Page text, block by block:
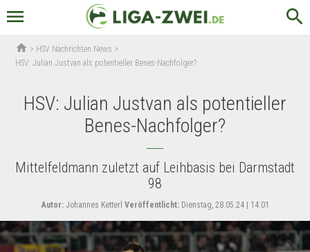
menu search
home > HSV Nachrichten News >
HSV: Julian Justvan als potentieller Benes-Nachfolger?
HSV: Julian Justvan als potentieller
Benes-Nachfolger?
Mittelfeldmann zuletzt auf Leihbasis bei Darmstadt
98
Autor:Johannes Ketterl Veröffentlicht:Dienstag, 28.05.24 | 14:01